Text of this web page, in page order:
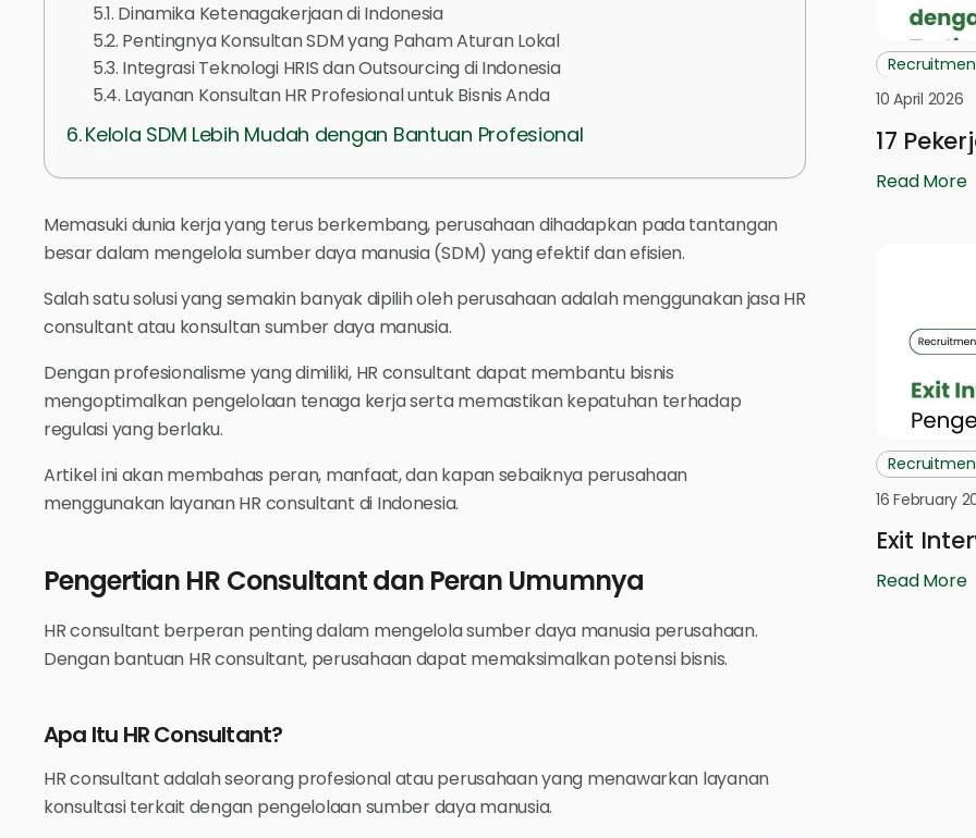
Dinamika Ketenagakerjaan di Indonesia
Pentingnya Konsultan SDM yang Paham Aturan Lokal
Integrasi Teknologi HRIS dan Outsourcing di Indonesia
Layanan Konsultan HR Profesional untuk Bisnis Anda
Kelola SDM Lebih Mudah dengan Bantuan Profesional
Memasuki dunia kerja yang terus berkembang, perusahaan dihadapkan pada tantangan
besar dalam mengelola sumber daya manusia (SDM) yang efektif dan efisien.
Salah satu solusi yang semakin banyak dipilih oleh perusahaan adalah menggunakan jasa HR
consultant atau konsultan sumber daya manusia.
Dengan profesionalisme yang dimiliki, HR consultant dapat membantu bisnis
mengoptimalkan pengelolaan tenaga kerja serta memastikan kepatuhan terhadap
regulasi yang berlaku.
Artikel ini akan membahas peran, manfaat, dan kapan sebaiknya perusahaan
menggunakan layanan HR consultant di Indonesia.
Pengertian HR Consultant dan Peran Umumnya
HR consultant berperan penting dalam mengelola sumber daya manusia perusahaan.
Dengan bantuan HR consultant, perusahaan dapat memaksimalkan potensi bisnis.
Apa Itu HR Consultant?
HR consultant adalah seorang profesional atau perusahaan yang menawarkan layanan
konsultasi terkait dengan pengelolaan sumber daya manusia.
10 April 2026
17
Read More
16 February
Exit
Read More